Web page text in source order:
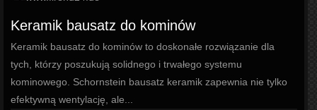
Keramik bausatz do kominów
Keramik bausatz do kominów to doskonałe rozwiązanie dla
tych, którzy poszukują solidnego i trwałego systemu
kominowego. Schornstein bausatz keramik zapewnia nie tylko
efektywną wentylację, ale...